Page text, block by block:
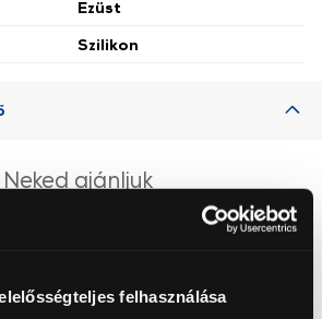
felhasználása
Ezüst
Szilikon
Neked ajánljuk